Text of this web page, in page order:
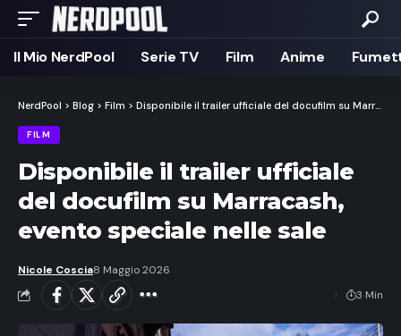
Il Mio NerdPool Serie TV Film Anime
NerdPool > Blog > Film > Disponibile il trailer ufficiale del docufilm su Marracash, evento speciale nelle sale
FILM
Disponibile il trailer ufficiale
del docufilm su Marracash,
evento speciale nelle sale
Nicole Coscia8 Maggio 2026
3 Min